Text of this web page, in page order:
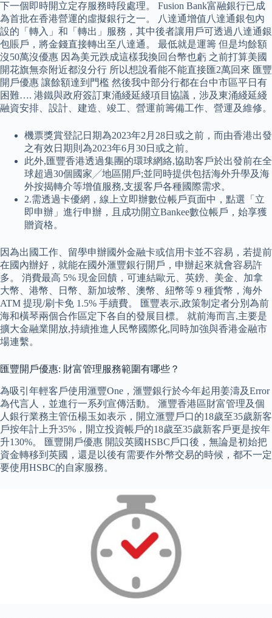
下一個即時開立定存服務時段處理。 Fusion Bank富融銀行已成
為首批在香港營運的虛擬銀行之一。 八達通增值八達通銀包內
設的「轉入」和「轉出」服務，其中後者讓用戶可透過八達通銀
包賬戶，將金錢直接轉出至八達通。 最低就是運籌 但是均餘額
沒50萬沒優惠 因為美元跌成這樣我換回台幣也虧 之前打算美國
開花旗無奈附近都沒分行 所以想說看能不能直接匯2萬回來 匯豐
開戶優惠 讓餘額達到門檻 然後我中部分行都在台中市區平日有
困難…. 港鐵與政府簽訂東涌綫延綫項目協議，涉及東涌綫延綫
融資安排、設計、建造、竣工、營運前籌備工作、營運及維修。
機票獎賞登記日期為2023年2月28日或之前，而由香港出發
之有效日期則為2023年6月30日或之前。
此外,匯豐香港透過集團的環球網絡,協助客戶於出發前在全
球超過30個國家╱地區開戶;並同時提供包括海外升學及海
外按揭轉介等增值服務,支援客戶各種國際需求。
2.需透過卡優網，線上立即辦數位帳戶頁面中，點選「立
即申辦」進行申辦，且成功開立Bankee數位帳戶，始享獲
贈資格。
因為出國工作、留學申辦國外金融卡或信用卡並不容易，若提前
在國內辦好，就能在國外滙豐銀行開戶，申辦起來就會容易許
多。 消費最高 5% 現金回饋，可連結歐元、英鎊、美金、加拿
大幣、港幣、日幣、新加坡幣、澳幣、紐幣等 9 種貨幣，海外
ATM 提現/刷卡免 1.5% 手續費。 匯豐表示,政策制定者分別為前
海和橫琴兩個合作區定下各自的發展目標。 就前海而言,主要是
擴大金融業開放,持續推進人民幣國際化,同時加強與香港金融市
場連繫。
匯豐開戶優惠: 財富管理服務範圍有哪些？
為吸引年輕客戶使用滙豐One，滙豐銀行於今年起用姜濤及Error
為代言人，並進行一系列宣傳活動。 滙豐香港區財富管理及個
人銀行業務主管伍楊玉如表示，開立滙豐戶口的18歲至35歲新客
戶按年計上升35%，開立投資帳戶的18歲至35歲新客戶更是按年
升130%。 匯豐開戶優惠 開設英國HSBC戶口後，無論是初始把
資金轉移到英國，還是以後有需要作外幣交易的時候，都不一定
要使用HSBC的自家服務。